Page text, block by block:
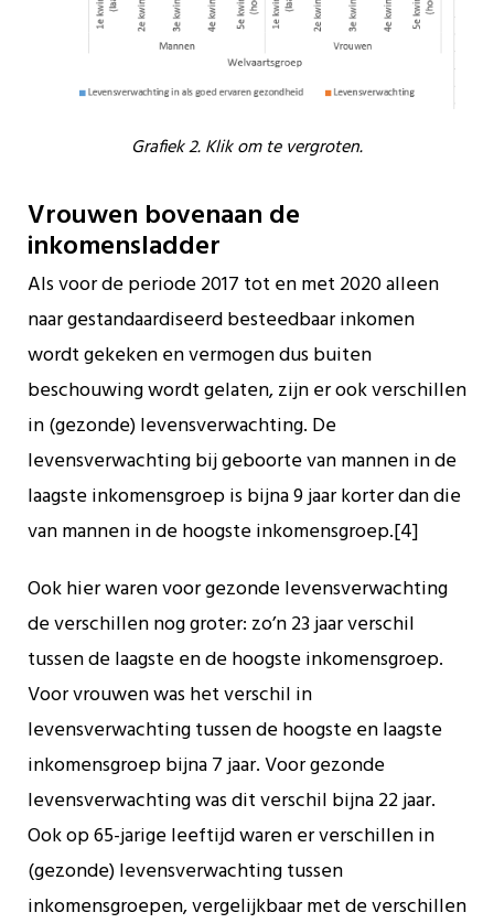
Grafiek 2. Klik om te vergroten.
Vrouwen bovenaan de
inkomensladder
Als voor de periode 2017 tot en met 2020 alleen
naar gestandaardiseerd besteedbaar inkomen
wordt gekeken en vermogen dus buiten
beschouwing wordt gelaten, zijn er ook verschillen
in (gezonde) levensverwachting. De
levensverwachting bij geboorte van mannen in de
laagste inkomensgroep is bijna 9 jaar korter dan die
van mannen in de hoogste inkomensgroep.[4]
Ook hier waren voor gezonde levensverwachting
de verschillen nog groter: zo’n 23 jaar verschil
tussen de laagste en de hoogste inkomensgroep.
Voor vrouwen was het verschil in
levensverwachting tussen de hoogste en laagste
inkomensgroep bijna 7 jaar. Voor gezonde
levensverwachting was dit verschil bijna 22 jaar.
Ook op 65-jarige leeftijd waren er verschillen in
(gezonde) levensverwachting tussen
inkomensgroepen, vergelijkbaar met de verschillen